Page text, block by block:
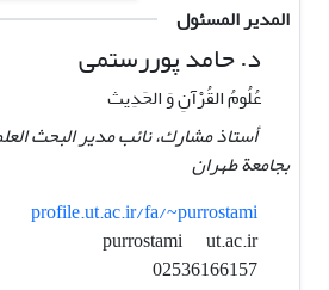
المدير المسئول
د. حامد پوررستمی
عُلُومُ القُرْآنِ وَ الحَدِیث
أستاذ مشارك، نائب مدير البحث
بجامعة طهران
profile.ut.ac.ir/fa/~purrostami
purrostami
ut.ac.ir